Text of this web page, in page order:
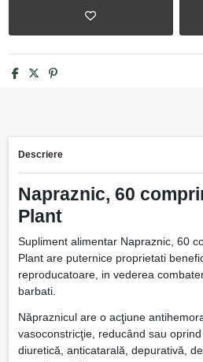
Descriere
Napraznic, 60
Plant
Supliment alimentar Napraznic, 60
Plant are puternice proprietati
reproducatoare, in vederea
barbati.
Năpraznicul are o acţiune
vasoconstricţie, reducând sau
diuretică, anticatarală, depurativă,